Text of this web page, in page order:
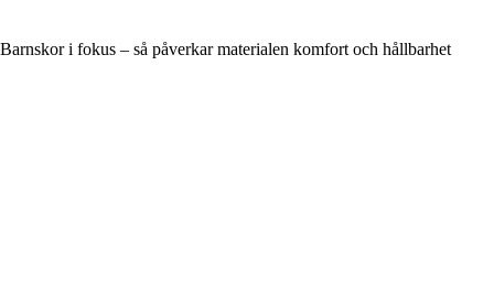
Barnskor i fokus – så påverkar materialen komfort och hållbarhet